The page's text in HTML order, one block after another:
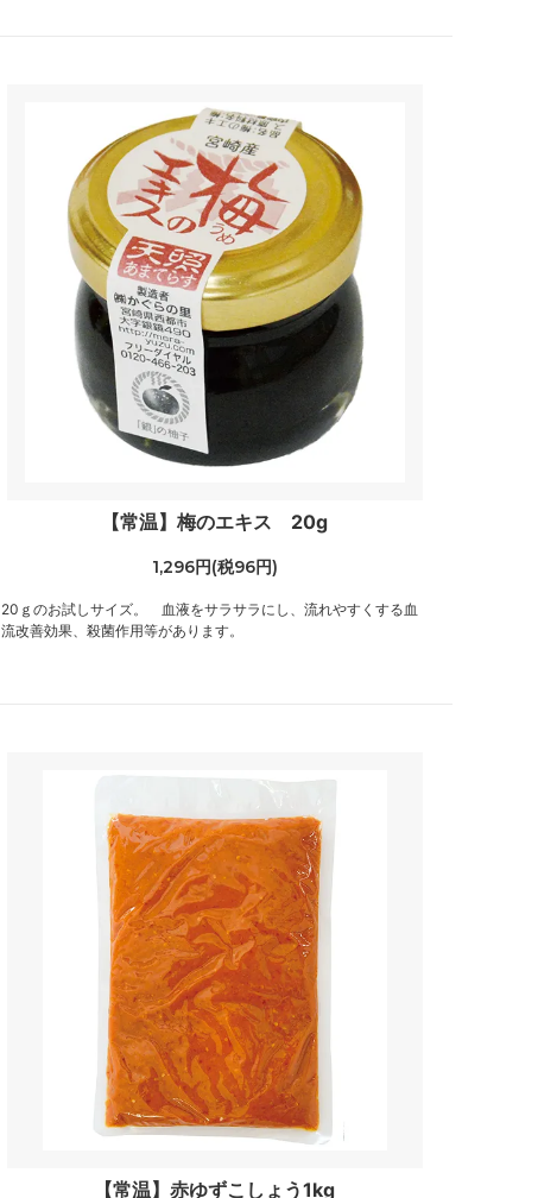
【常温】梅のエキス 20g
1,296円(税96円)
20ｇのお試しサイズ。 血液をサラサラにし、流れやすくする血
流改善効果、殺菌作用等があります。
【常温】赤ゆずこしょう1kg